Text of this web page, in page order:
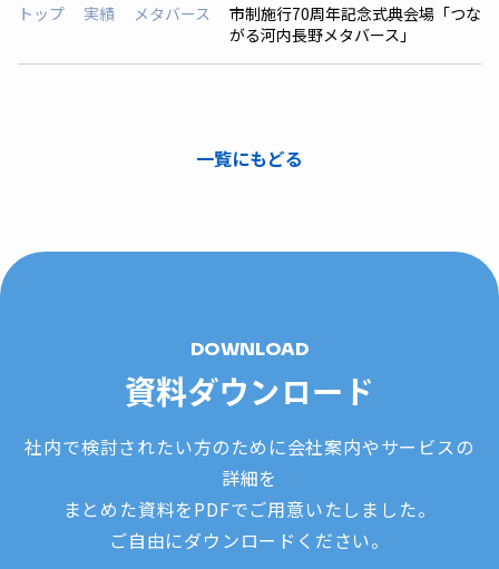
トップ 実績 メタバース
市制施行70周年記念式典会場「つな
がる河内長野メタバース」
一覧にもどる
DOWNLOAD
資料ダウンロード
社内で検討されたい方のために会社案内やサービスの
詳細を
まとめた資料をPDFでご用意いたしました。
ご自由にダウンロードください。